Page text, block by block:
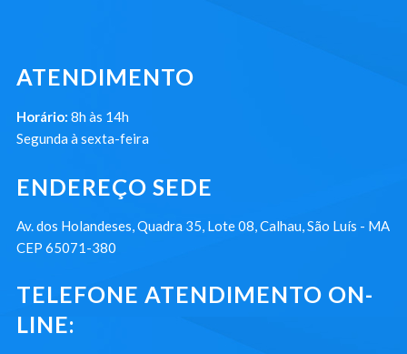
ATENDIMENTO
Horário: 8h às 14h
Segunda à sexta-feira
ENDEREÇO SEDE
Av. dos Holandeses, Quadra 35, Lote 08, Calhau, São Luís - MA
CEP 65071-380
TELEFONE ATENDIMENTO ON-
LINE: